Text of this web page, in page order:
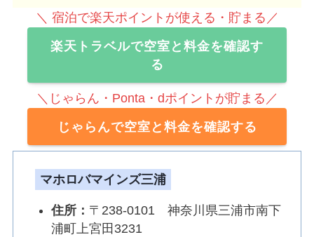
＼ 宿泊で楽天ポイントが使える・貯まる／
楽天トラベルで空室と料金を確認す
る
＼じゃらん・Ponta・dポイントが貯まる／
じゃらんで空室と料金を確認する
マホロバマインズ三浦
住所： 〒238-0101 神奈川県三浦市南下
浦町上宮田3231